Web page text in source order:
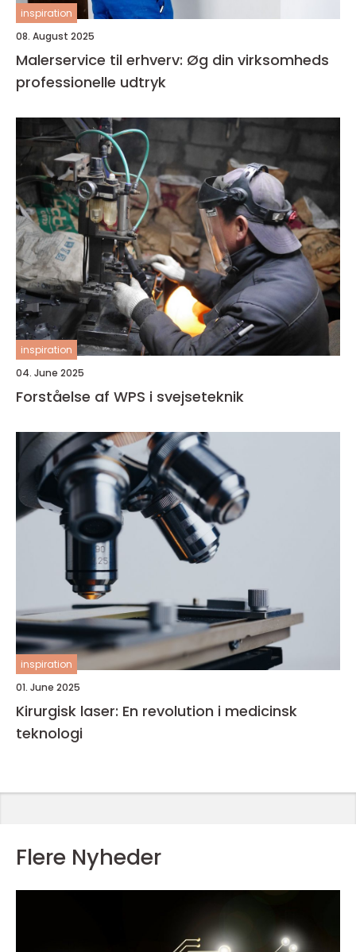
inspiration
08. August 2025
Malerservice til erhverv: Øg din virksomheds
professionelle udtryk
inspiration
04. June 2025
Forståelse af WPS i svejseteknik
inspiration
01. June 2025
Kirurgisk laser: En revolution i medicinsk
teknologi
Flere Nyheder